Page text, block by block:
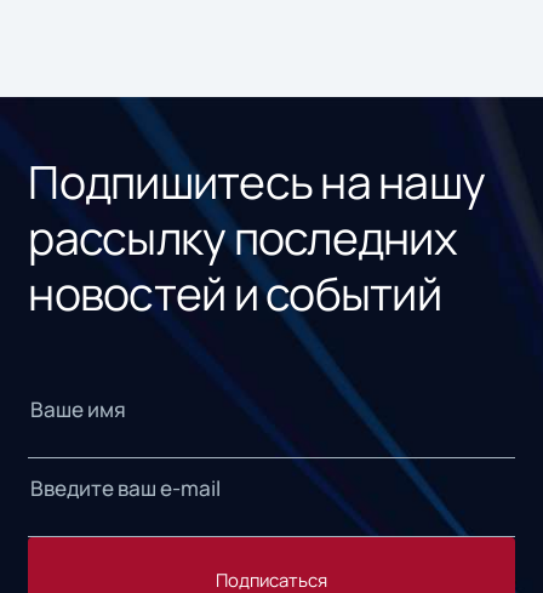
Подпишитесь на нашу
рассылку последних
новостей и событий
Подписаться